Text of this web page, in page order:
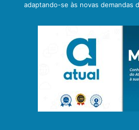
adaptando-se às novas demandas